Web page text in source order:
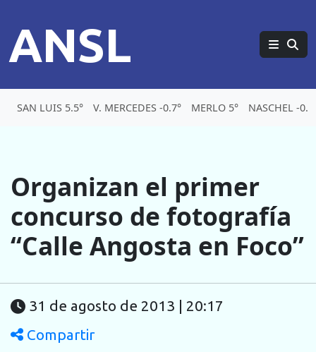
ANSL
SAN LUIS 5.5° V. MERCEDES -0.7° MERLO 5° NASCHEL -
Organizan el primer
concurso de fotografía
“Calle Angosta en Foco”
31 de agosto de 2013 | 20:17
Compartir